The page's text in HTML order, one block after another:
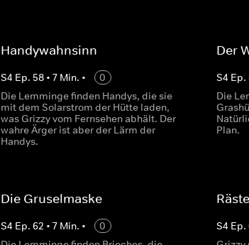
Handywahnsinn
S4 Ep. 58 •7 Min. •
0
Die Lemminge finden Handys, die sie
mit dem Solarstrom der Hütte laden,
was Grizzy vom Fernsehen abhält. Der
wahre Ärger ist aber der Lärm der
Handys.
Der
S4 Ep.
Die
Plan.
Die Gruselmaske
S4 Ep.62 •7 Min. •
0
S4 Ep.